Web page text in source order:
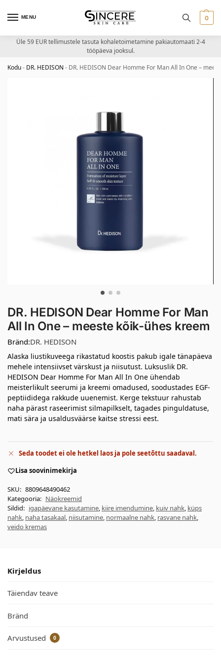
MENU 0
Üle 59 EUR tellimustele tasuta kohaletoimetamine pakiautomaati 2-4
tööpäeva jooksul.
Kodu- DR. HEDISON - DR. HEDISON Dear Homme For Man All In One –
DR. HEDISON Dear Homme For Man
All In One – meeste kõik-ühes kreem
Bränd:DR. HEDISON
Alaska liustikuveega rikastatud koostis pakub igale tänapäeva
mehele intensiivset värskust ja niisutust. Luksuslik DR.
HEDISON Dear Homme For Man All In One ühendab
meisterlikult seerumi ja kreemi omadused, soodustades EGF-
peptiididega rakkude uuenemist. Kerge tekstuur rahustab
naha pärast raseerimist silmapilkselt, tagades pinguldatuse,
mati sära ja usaldusväärse kaitse stressi eest.
Seda toodet ei ole hetkel laos ja pole seetõttu saadaval.
Lisa soovinimekirja
SKU: 8809648490462
Kategooria: Näokreemid
Sildid: igapäevane kasutamine, kiire imendumine, kuiv nahk, küps
nahk, naha tasakaal, niisutamine, normaalne nahk, rasvane nahk,
veido kremas
Kirjeldus
Täiendav teave
Bränd
Arvustused 0